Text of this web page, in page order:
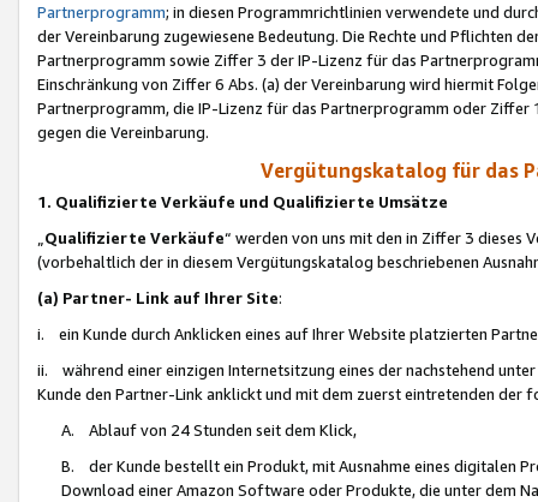
Partnerprogramm; in diesen Programmrichtlinien verwendete und
der Vereinbarung zugewiesene Bedeutung. Die Rechte und Pflichten
Partnerprogramm sowie Ziffer 3 der IP-Lizenz für das
Einschränkung von Ziffer 6 Abs. (a) der Vereinbarung wird hiermit
Partnerprogramm, die IP-Lizenz für das Partnerprogramm oder
gegen die Vereinbarung.
Vergütungskatalog für das
1. Qualifizierte Verkäufe und Qualifizierte Umsätze
Qualifizierte Verkäufe“ werden von uns mit den in Ziffer 3
(vorbehaltlich der in diesem Vergütungskatalog beschriebenen
(a) Partner- Link auf Ihrer Site:
i. ein Kunde durch Anklicken eines auf Ihrer Website platzierten
ii. während einer einzigen Internetsitzung eines der nachstehend
Kunde den Partner-Link anklickt und mit dem zuerst eintretenden der
A. Ablauf von 24 Stunden seit dem Klick,
B. der Kunde bestellt ein Produkt, mit Ausnahme eines digitalen
Download einer Amazon Software oder Produkte, die unter dem